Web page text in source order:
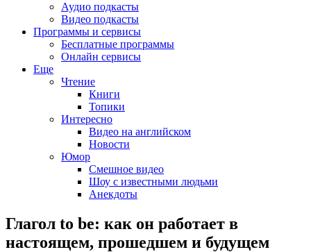
Аудио подкасты
Видео подкасты
Программы и сервисы
Бесплатные программы
Онлайн сервисы
Еще
Чтение
Книги
Топики
Интересно
Видео на английском
Новости
Юмор
Смешное видео
Шоу с известными людьми
Анекдоты
Глагол to be: как он работает в
настоящем, прошедшем и будущем